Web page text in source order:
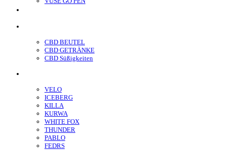
CBD BEUTEL
CBD GETRÄNKE
CBD Süßigkeiten
VELO
ICEBERG
KILLA
KURWA
WHITE FOX
THUNDER
PABLO
FEDRS